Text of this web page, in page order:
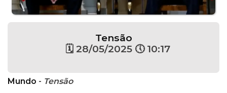
Tensão
🗓 28/05/2025 🕔 10:17
Mundo - Tensão